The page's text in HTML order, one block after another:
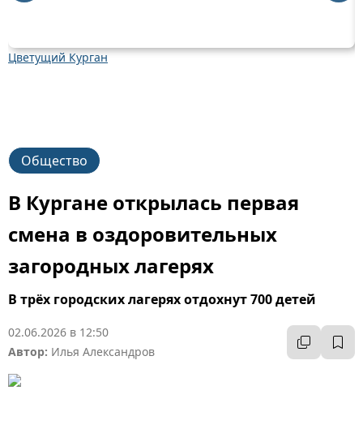
Цветущий Курган
Общество
В Кургане открылась первая
смена в оздоровительных
загородных лагерях
В трёх городских лагерях отдохнут 700 детей
02.06.2026 в 12:50
Автор: Илья Александров